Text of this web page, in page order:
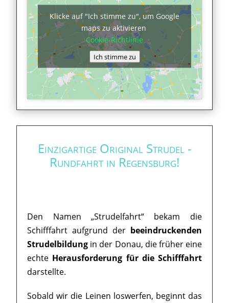
Klicke auf "Ich stimme zu", um Google
maps zu aktivieren
Cookie-Richtlinie
Ich stimme zu
Einzigartige Original Strudel -
Rundfahrt in Regensburg!
Den Namen „Strudelfahrt“ bekam die
Schifffahrt aufgrund der beeindruckenden
Strudelbildung in der Donau, die früher eine
echte Herausforderung für die Schifffahrt
darstellte.
Sobald wir die Leinen loswerfen, beginnt das